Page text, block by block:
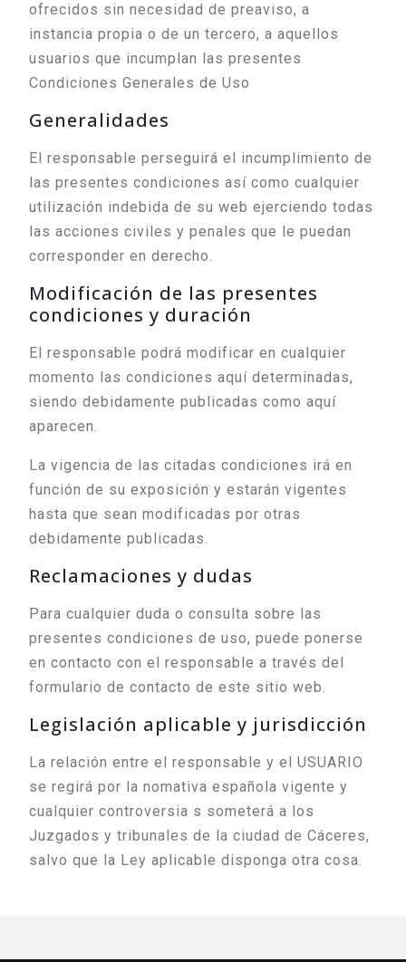
ofrecidos sin necesidad de preaviso, a
instancia propia o de un tercero, a aquellos
usuarios que incumplan las presentes
Condiciones Generales de Uso
Generalidades
El responsable perseguirá el incumplimiento de
las presentes condiciones así como cualquier
utilización indebida de su web ejerciendo todas
las acciones civiles y penales que le puedan
corresponder en derecho.
Modificación de las presentes
condiciones y duración
El responsable podrá modificar en cualquier
momento las condiciones aquí determinadas,
siendo debidamente publicadas como aquí
aparecen.
La vigencia de las citadas condiciones irá en
función de su exposición y estarán vigentes
hasta que sean modificadas por otras
debidamente publicadas.
Reclamaciones y dudas
Para cualquier duda o consulta sobre las
presentes condiciones de uso, puede ponerse
en contacto con el responsable a través del
formulario de contacto de este sitio web.
Legislación aplicable y jurisdicción
La relación entre el responsable y el USUARIO
se regirá por la nomativa española vigente y
cualquier controversia s someterá a los
Juzgados y tribunales de la ciudad de Cáceres,
salvo que la Ley aplicable disponga otra cosa.